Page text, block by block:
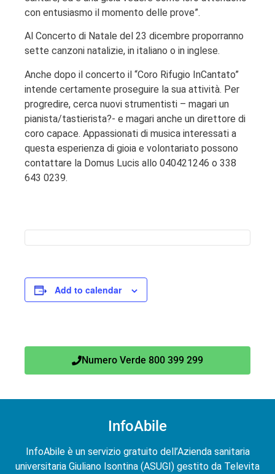
con entusiasmo il momento delle prove”.
Al Concerto di Natale del 23 dicembre proporranno
sette canzoni natalizie, in italiano o in inglese.
Anche dopo il concerto il “Coro Rifugio InCantato”
intende certamente proseguire la sua attività. Per
progredire, cerca nuovi strumentisti – magari un
pianista/tastierista?- e magari anche un direttore di
coro capace. Appassionati di musica interessati a
questa esperienza di gioia e volontariato possono
contattare la Domus Lucis allo 040421246 o 338
643 0239.
Add to calendar
Numero Verde 800 399 299
InfoAbile
InfoAbile è un servizio gratuito dell’Azienda sanitaria
universitaria Giuliano Isontina (ASUGI) gestito da Televita